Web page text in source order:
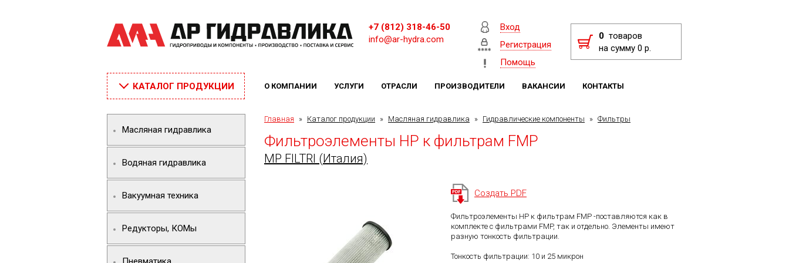
+7 (812) 318-46-50
info@ar-hydra.com
Вход
Регистрация
Помощь
0 товаров
на сумму 0 р.
КАТАЛОГ ПРОДУКЦИИ О КОМПАНИИ УСЛУГИ ОТРАСЛИ ПРОИЗВОДИТЕЛИ ВАКАНСИИ КОНТАКТЫ
Масляная гидравлика
Водяная гидравлика
Вакуумная техника
Редукторы, КОМы
Главная » Каталог продукции » Масляная гидравлика » Гидравлические компоненты » Фильтры
Фильтроэлементы HP к фильтрам FMP
MP FILTRI (Италия)
Создать PDF
Фильтроэлементы HP к фильтрам FMP -поставляются как в
комплекте с фильтрами FMP, так и отдельно. Элементы имеют
разную тонкость фильтрации.
Тонкость фильтрации: 10 и 25 микрон